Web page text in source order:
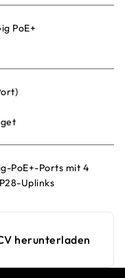
PoE+
PoE+-Ports mit 4
Uplinks
mit 576 W PoE-
Netzteil (1+1-
, APS600Wv2-,
herunterladen